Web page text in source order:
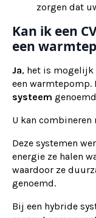
zorgen dat
Kan ik een
een
Ja, het is
een warmtepomp.
systeem
U kan combineren
Deze systemen
energie ze halen
waardoor ze
genoemd.
Bij een hybride